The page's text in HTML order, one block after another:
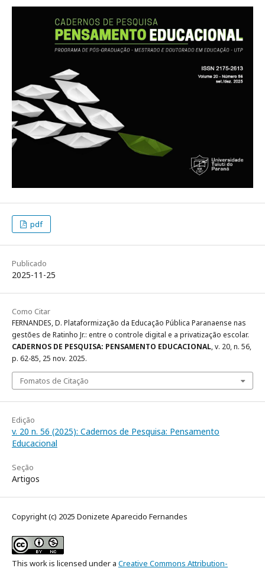
pdf
Publicado
2025-11-25
Como Citar
FERNANDES, D. Plataformização da Educação Pública Paranaense nas
gestões de Ratinho Jr.: entre o controle digital e a privatização escolar.
CADERNOS DE PESQUISA: PENSAMENTO EDUCACIONAL, v. 20, n. 56,
p. 62-85, 25 nov. 2025.
Fomatos de Citação
Edição
v. 20 n. 56 (2025): Cadernos de Pesquisa: Pensamento
Educacional
Seção
Artigos
Copyright (c) 2025 Donizete Aparecido Fernandes
This work is licensed under a Creative Commons Attribution-